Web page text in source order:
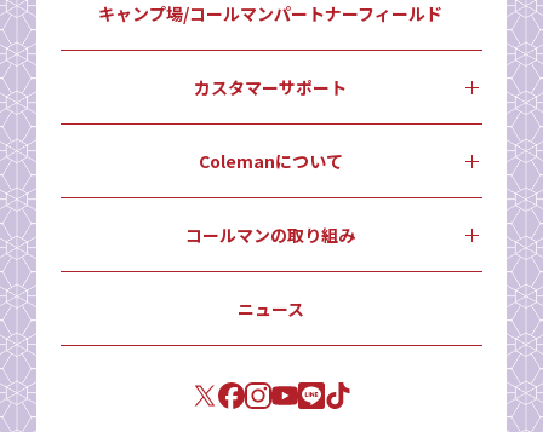
キャンプ場/コールマンパートナーフィールド
カスタマーサポート
Colemanについて
コールマンの取り組み
ニュース